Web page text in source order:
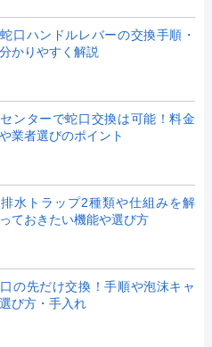
口ハンドルレバーの交換手順・
かりやすく解説
ンターで蛇口交換は可能！料金
業者選びのポイント
水トラップ2種類や仕組みを解
ておきたい機能や選び方
の先だけ交換！手順や泡沫キャ
び方・手入れ